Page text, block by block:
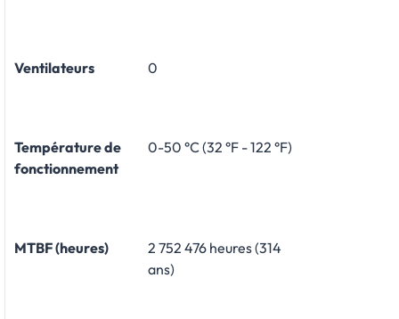
Ventilateurs 0
Température de
fonctionnement
0-50 °C (32 °F - 122 °F)
MTBF (heures)
2 752 476 heures (314
ans)